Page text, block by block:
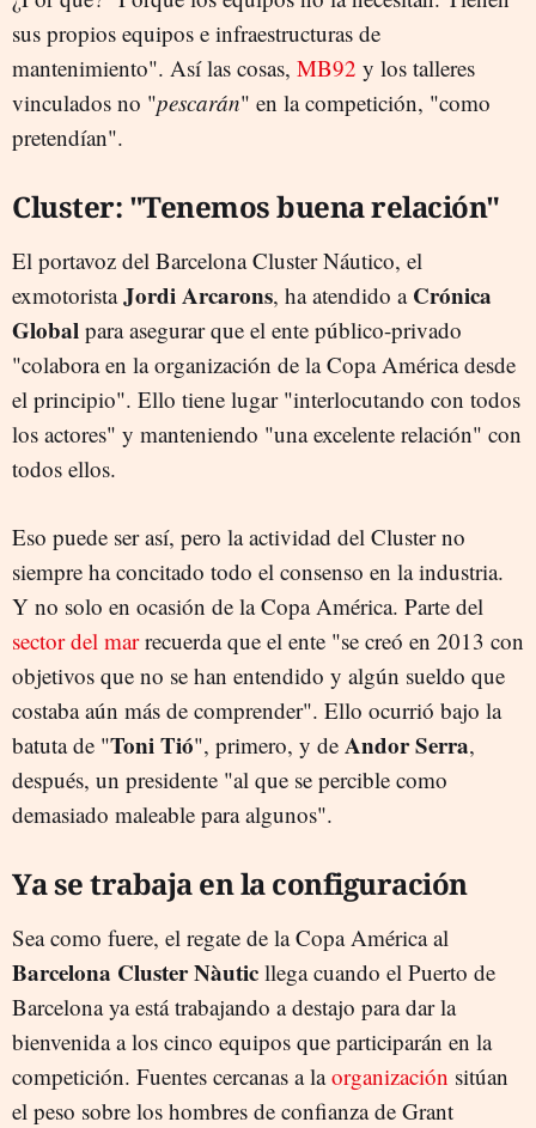
sus propios equipos e infraestructuras de
mantenimiento". Así las cosas, MB92 y los talleres
vinculados no "pescarán" en la competición, "como
pretendían".
Cluster: "Tenemos buena relación"
El portavoz del Barcelona Cluster Náutico, el
exmotoristaJordi Arcarons, ha atendido a Crónica
Global para asegurar que el ente público-privado
"colabora en la organización de la Copa América desde
el principio". Ello tiene lugar "interlocutando con todos
los actores" y manteniendo "una excelente relación" con
todos ellos.
Eso puede ser así, pero la actividad del Cluster no
siempre ha concitado todo el consenso en la industria.
Y no solo en ocasión de la Copa América. Parte del
sector del marrecuerda que el ente "se creó en 2013 con
objetivos que no se han entendido y algún sueldo que
costaba aún más de comprender". Ello ocurrió bajo la
batuta de "Toni Tió", primero, y de Andor Serra,
después, un presidente "al que se percible como
demasiado maleable para algunos".
Ya se trabaja en la configuración
Sea como fuere, el regate de la Copa América al
Barcelona Cluster Nàutic llega cuando el Puerto de
Barcelona ya está trabajando a destajo para dar la
bienvenida a los cinco equipos que participarán en la
competición. Fuentes cercanas a laorganización sitúan
el peso sobre los hombres de confianza de Grant